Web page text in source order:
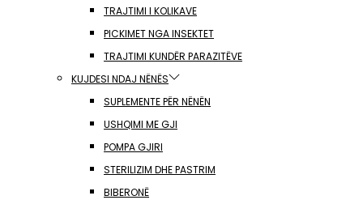
TRAJTIMI I KOLIKAVE
PICKIMET NGA INSEKTET
TRAJTIMI KUNDËR PARAZITËVE
KUJDESI NDAJ NËNËS
SUPLEMENTE PËR NËNËN
USHQIMI ME GJI
POMPA GJIRI
STERILIZIM DHE PASTRIM
BIBERONË